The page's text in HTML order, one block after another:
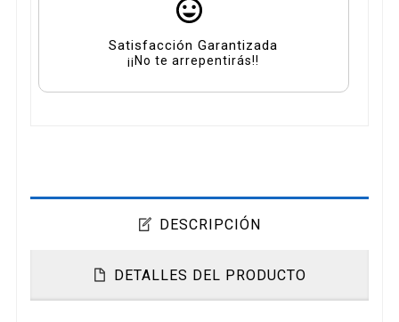
Satisfacción Garantizada
¡¡No te arrepentirás!!
DESCRIPCIÓN
DETALLES DEL PRODUCTO